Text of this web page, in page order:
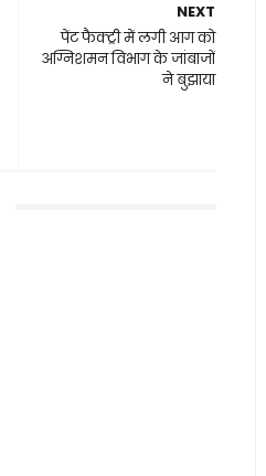
NEXT
पेंट फैक्ट्री में लगी आग को
अग्निशमन विभाग के जांबाजों
ने बुझाया